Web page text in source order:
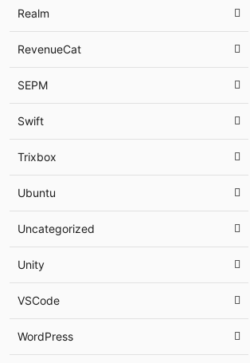
Realm
RevenueCat
SEPM
Swift
Trixbox
Ubuntu
Uncategorized
Unity
VSCode
WordPress